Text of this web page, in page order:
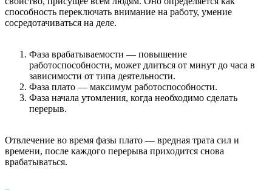
способность переключать внимание на работу, умение
сосредотачиваться на деле.
Фаза врабатываемости — повышение
работоспособности, может длиться от минут до часа в
зависимости от типа деятельности.
Фаза плато — максимум работоспособности.
Фаза начала утомления, когда необходимо сделать
перерыв.
Отвлечение во время фазы плато — вредная трата сил и
времени, после каждого перерыва приходится снова
врабатываться.